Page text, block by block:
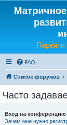
Перейти
FAQ
Список форумов
Часто
Вход на конференцию
Зачем мне нужно